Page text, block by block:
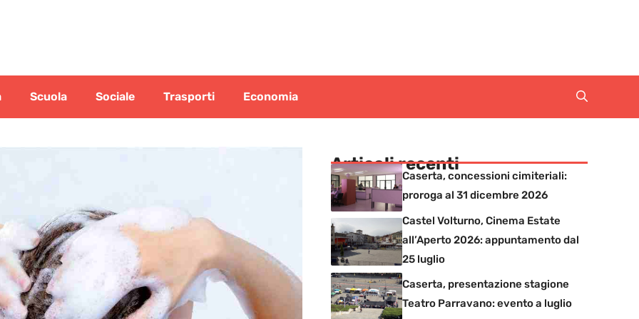
Scuola Sociale Trasporti Economia
Articoli recenti
Caserta, concessioni cimiteriali:
proroga al 31 dicembre 2026
Castel Volturno, Cinema Estate
all’Aperto 2026: appuntamento dal
25 luglio
Caserta, presentazione stagione
Teatro Parravano: evento a luglio